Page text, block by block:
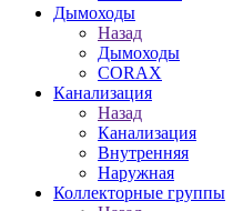
Дымоходы
Назад
Дымоходы
CORAX
Канализация
Назад
Канализация
Внутренняя
Наружная
Коллекторные группы